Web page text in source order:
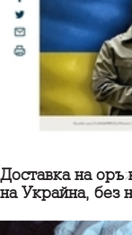
Доставка на
на Украйна, без